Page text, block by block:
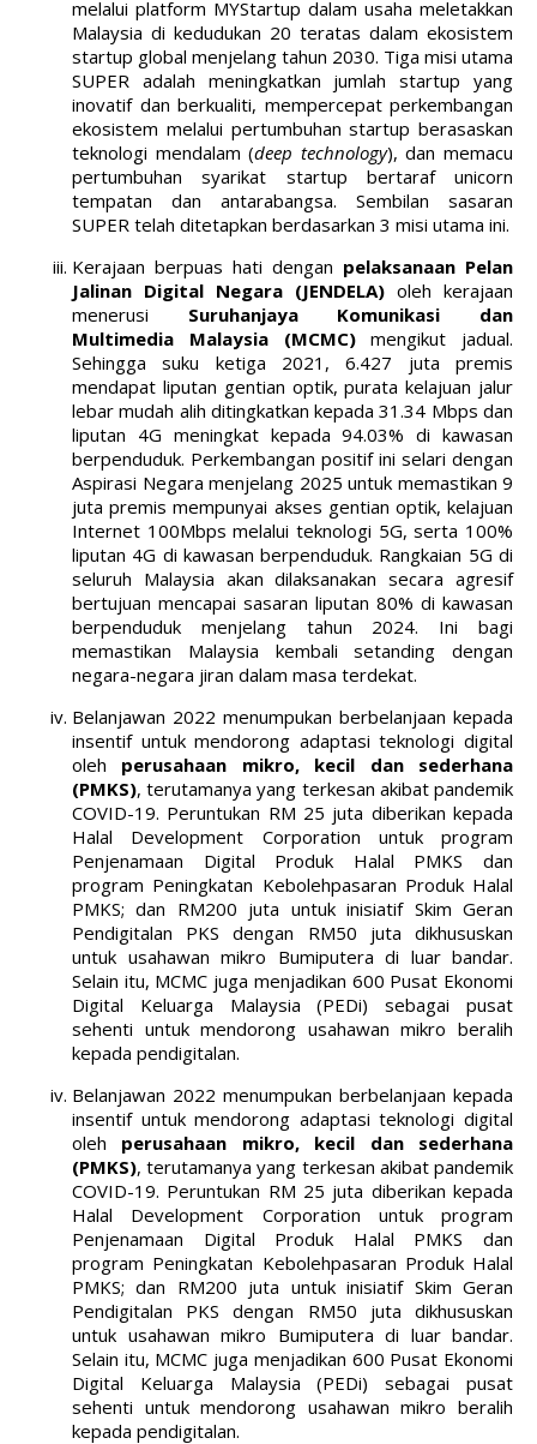
melalui platform MYStartup dalam usaha meletakkan
Malaysia di kedudukan 20 teratas dalam ekosistem
startup global menjelang tahun 2030. Tiga misi utama
SUPER adalah meningkatkan jumlah startup yang
inovatif dan berkualiti, mempercepat perkembangan
ekosistem melalui pertumbuhan startup berasaskan
teknologi mendalam (deep technology), dan memacu
pertumbuhan syarikat startup bertaraf unicorn
tempatan dan antarabangsa. Sembilan sasaran
SUPER telah ditetapkan berdasarkan 3 misi utama ini.
Kerajaan berpuas hati dengan pelaksanaan Pelan
Jalinan Digital Negara (JENDELA) oleh kerajaan
menerusi Suruhanjaya Komunikasi dan
Multimedia Malaysia (MCMC)mengikut jadual.
Sehingga suku ketiga 2021, 6.427 juta premis
mendapat liputan gentian optik, purata kelajuan jalur
lebar mudah alih ditingkatkan kepada 31.34 Mbps dan
liputan 4G meningkat kepada 94.03% di kawasan
berpenduduk. Perkembangan positif ini selari dengan
Aspirasi Negara menjelang 2025 untuk memastikan 9
juta premis mempunyai akses gentian optik, kelajuan
Internet 100Mbps melalui teknologi 5G, serta 100%
liputan 4G di kawasan berpenduduk. Rangkaian 5G di
seluruh Malaysia akan dilaksanakan secara agresif
bertujuan mencapai sasaran liputan 80% di kawasan
berpenduduk menjelang tahun 2024. Ini bagi
memastikan Malaysia kembali setanding dengan
negara-negara jiran dalam masa terdekat.
Belanjawan 2022 menumpukan berbelanjaan kepada
insentif untuk mendorong adaptasi teknologi digital
oleh perusahaan mikro, kecil dan sederhana
(PMKS), terutamanya yang terkesan akibat pandemik
COVID-19. Peruntukan RM 25 juta diberikan kepada
Halal Development Corporation untuk program
Penjenamaan Digital Produk Halal PMKS dan
program Peningkatan Kebolehpasaran Produk Halal
PMKS; dan RM200 juta untuk inisiatif Skim Geran
Pendigitalan PKS dengan RM50 juta dikhususkan
untuk usahawan mikro Bumiputera di luar bandar.
Selain itu, MCMC juga menjadikan 600 Pusat Ekonomi
Digital Keluarga Malaysia (PEDi) sebagai pusat
sehenti untuk mendorong usahawan mikro beralih
kepada pendigitalan.
Belanjawan 2022 menumpukan berbelanjaan kepada
insentif untuk mendorong adaptasi teknologi digital
oleh perusahaan mikro, kecil dan sederhana
(PMKS), terutamanya yang terkesan akibat pandemik
COVID-19. Peruntukan RM 25 juta diberikan kepada
Halal Development Corporation untuk program
Penjenamaan Digital Produk Halal PMKS dan
program Peningkatan Kebolehpasaran Produk Halal
PMKS; dan RM200 juta untuk inisiatif Skim Geran
Pendigitalan PKS dengan RM50 juta dikhususkan
untuk usahawan mikro Bumiputera di luar bandar.
Selain itu, MCMC juga menjadikan 600 Pusat Ekonomi
Digital Keluarga Malaysia (PEDi) sebagai pusat
sehenti untuk mendorong usahawan mikro beralih
kepada pendigitalan.